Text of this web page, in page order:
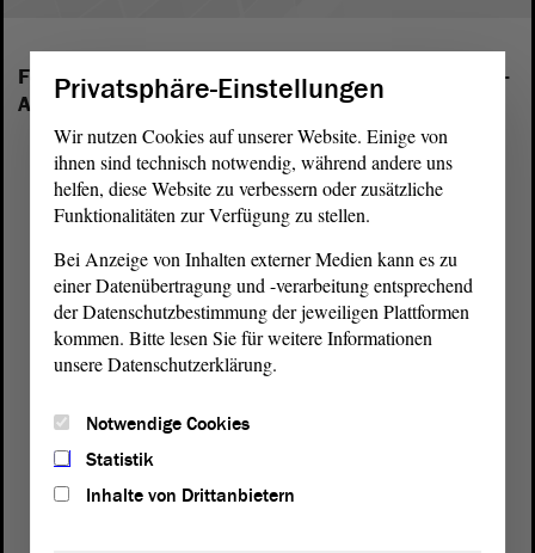
Folgende Fraktionen sind im Landtag von Sachsen-
Anhalt vertreten:
Privatsphäre-Einstellungen
Wir nutzen Cookies auf unserer Website. Einige von
ihnen sind technisch notwendig, während andere uns
helfen, diese Website zu verbessern oder zusätzliche
Funktionalitäten zur Verfügung zu stellen.
Bei Anzeige von Inhalten externer Medien kann es zu
einer Datenübertragung und -verarbeitung entsprechend
der Datenschutzbestimmung der jeweiligen Plattformen
kommen. Bitte lesen Sie für weitere Informationen
unsere Datenschutzerklärung.
Notwendige Cookies
Statistik
Inhalte von Drittanbietern